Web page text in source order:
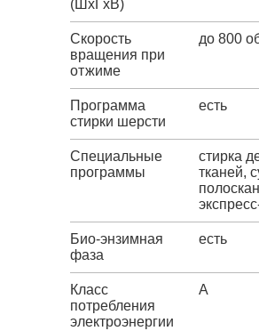
(ШxГxВ)
Скорость
вращения при
отжиме
до 800
Программа
стирки шерсти
есть
Специальные
программы
стирка
тканей,
Био-энзимная
фаза
есть
Класс
потребления
электроэнергии
A